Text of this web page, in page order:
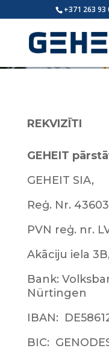
+371 263 93
REKVIZĪTI
GEHEIT
GEHEIT SIA,
Reģ. Nr.
PVN reģ. nr.
Akāciju iela
Bank:
Nürtingen
IBAN:
BIC: